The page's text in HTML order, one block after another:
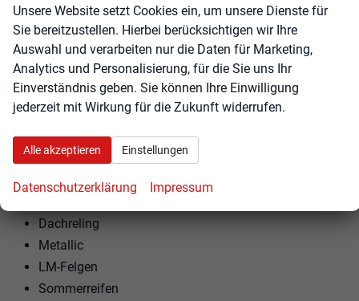
Armlehnen vorne und hinten
ISOFIX am Beifahrersitz
Kindersitzvorbereitung (ISOFIX)
Rücksitzbank teilbar
Lenkrad höhenverstellbar
Lenkradheizung
Schaltwippen am Lenkrad
Komfortsitz
Dachreling
Metallic
LM-Felgen
Sommerreifen
Unsere Website setzt Cookies ein, um unsere Dienste für
Sie bereitzustellen. Hierbei berücksichtigen wir Ihre
Auswahl und verarbeiten nur die Daten für Marketing,
Analytics und Personalisierung, für die Sie uns Ihr
Einverständnis geben. Sie können Ihre Einwilligung
jederzeit mit Wirkung für die Zukunft widerrufen.
Alle akzeptieren Einstellungen
Datenschutzerklärung Impressum